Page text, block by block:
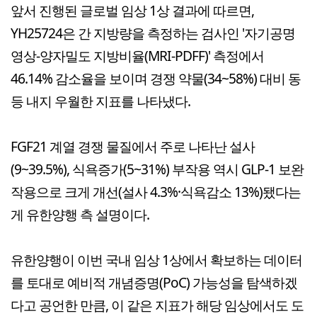
앞서 진행된 글로벌 임상 1상 결과에 따르면,
YH25724은 간 지방량을 측정하는 검사인 '자기공명
영상-양자밀도 지방비율(MRI-PDFF)' 측정에서
46.14% 감소율을 보이며 경쟁 약물(34~58%) 대비 동
등 내지 우월한 지표를 나타냈다.
FGF21 계열 경쟁 물질에서 주로 나타난 설사
(9~39.5%), 식욕증가(5~31%) 부작용 역시 GLP-1 보완
작용으로 크게 개선(설사 4.3%·식욕감소 13%)됐다는
게 유한양행 측 설명이다.
유한양행이 이번 국내 임상 1상에서 확보하는 데이터
를 토대로 예비적 개념증명(PoC) 가능성을 탐색하겠
다고 공언한 만큼, 이 같은 지표가 해당 임상에서도 도